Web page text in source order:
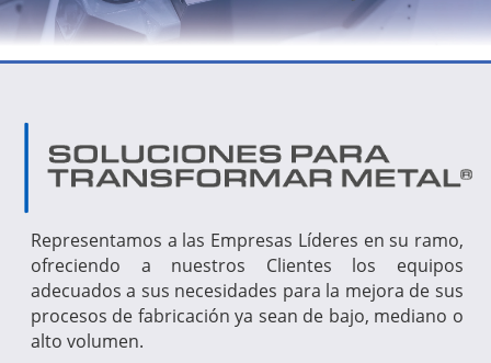
Representamos a las Empresas Líderes en su ramo,
ofreciendo a nuestros Clientes los equipos
adecuados a sus necesidades para la mejora de sus
procesos de fabricación ya sean de bajo, mediano o
alto volumen.